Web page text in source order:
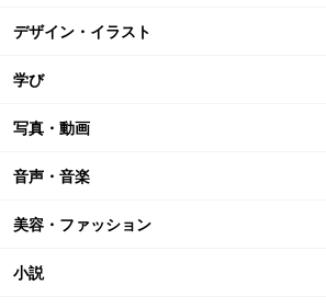
デザイン・イラスト
学び
写真・動画
音声・音楽
美容・ファッション
小説